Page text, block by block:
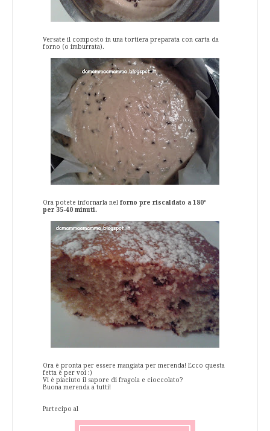
Versate il composto in una tortiera preparata con carta da
forno (o imburrata).
Ora potete infornarla nel forno pre riscaldato a 180°
per 35-40 minuti.
Ora è pronta per essere mangiata per merenda! Ecco questa
fetta è per voi :)
Vi è piaciuto il sapore di fragola e cioccolato?
Buona merenda a tutti!
Partecipo al